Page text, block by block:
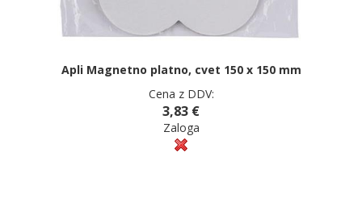
Apli Magnetno platno, cvet 150 x 150 mm
Cena z DDV:
3,83 €
Zaloga